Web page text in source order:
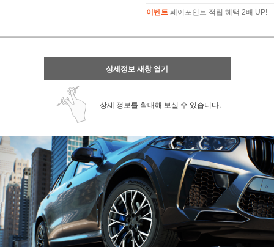
이벤트 페이포인트 적립 혜택 2배 UP!
상세정보 새창 열기
상세 정보를 확대해 보실 수 있습니다.